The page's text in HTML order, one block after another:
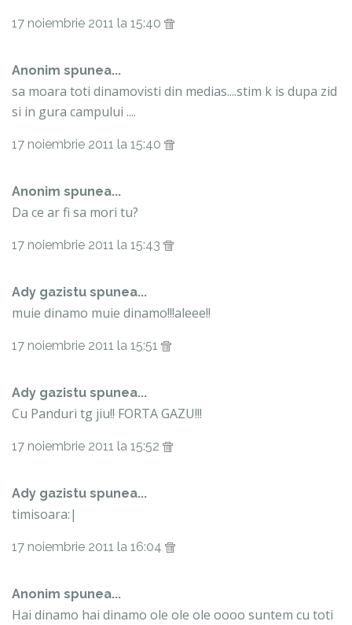
17 noiembrie 2011 la 15:40
Anonim spunea...
sa moara toti dinamovisti din medias....stim k is dupa zid
si in gura campului ....
17 noiembrie 2011 la 15:40
Anonim spunea...
Da ce ar fi sa mori tu?
17 noiembrie 2011 la 15:43
Ady gazistu spunea...
muie dinamo muie dinamo!!!aleee!!
17 noiembrie 2011 la 15:51
Ady gazistu spunea...
Cu Panduri tg jiu!! FORTA GAZU!!!
17 noiembrie 2011 la 15:52
Ady gazistu spunea...
timisoara:|
17 noiembrie 2011 la 16:04
Anonim spunea...
Hai dinamo hai dinamo ole ole ole oooo suntem cu toti